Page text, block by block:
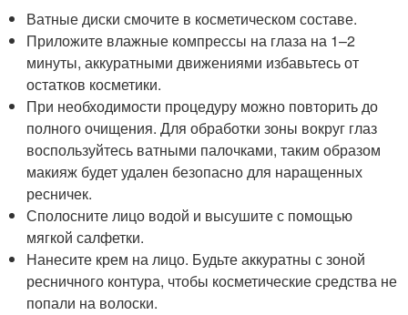
Ватные диски смочите в косметическом составе.
Приложите влажные компрессы на глаза на 1–2
минуты, аккуратными движениями избавьтесь от
остатков косметики.
При необходимости процедуру можно повторить до
полного очищения. Для обработки зоны вокруг глаз
воспользуйтесь ватными палочками, таким образом
макияж будет удален безопасно для наращенных
ресничек.
Сполосните лицо водой и высушите с помощью
мягкой салфетки.
Нанесите крем на лицо. Будьте аккуратны с зоной
ресничного контура, чтобы косметические средства не
попали на волоски.